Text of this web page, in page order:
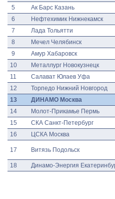
5
Ак Барс Казань
6
Нефтехимик Нижнекамск
7
Лада Тольятти
8
Мечел Челябинск
9
Амур Хабаровск
10
Металлург Новокузнецк
11
Салават Юлаев Уфа
12
Торпедо Нижний Новгород
13
ДИНАМО Москва
14
Молот-Прикамье Пермь
15
СКА Санкт-Петербург
16
ЦСКА Москва
17 Витязь Подольск
18 Динамо-Энергия